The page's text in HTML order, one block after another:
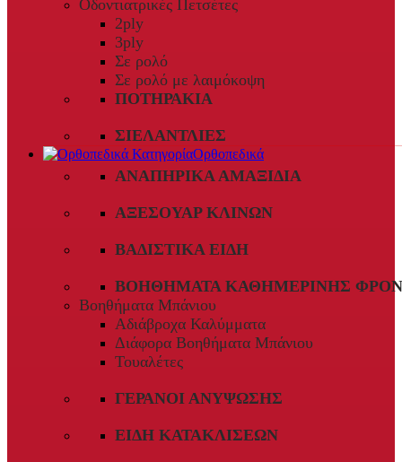
Οδοντιατρικές Πετσέτες
2ply
3ply
Σε ρολό
Σε ρολό με λαιμόκοψη
ΠΟΤΗΡΆΚΙΑ
ΣΙΕΛΑΝΤΛΊΕΣ
Ορθοπεδικά
ΑΝΑΠΗΡΙΚΆ ΑΜΑΞΊΔΙΑ
ΑΞΕΣΟΥΆΡ ΚΛΙΝΏΝ
ΒΑΔΙΣΤΙΚΆ ΕΊΔΗ
ΒΟΗΘΉΜΑΤΑ ΚΑΘΗΜΕΡΙΝΉΣ
Βοηθήματα Μπάνιου
Αδιάβροχα Καλύμματα
Διάφορα Βοηθήματα Μπάνιου
Τουαλέτες
ΓΕΡΑΝΟΊ ΑΝΎΨΩΣΗΣ
ΕΊΔΗ ΚΑΤΑΚΛΊΣΕΩΝ